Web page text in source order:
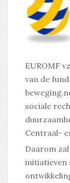
EUROMF
van de
sociale
Centraal-
Daarom
initiatieven